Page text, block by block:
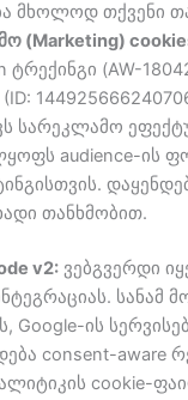
მხოლოდ თქვენი
(Marketing)
ტრექინგი (AW-
(ID:
სარეკლამო
audience-ის
თანხმობით.
v2: ვებგვერდი
სანამ
Google-ის
consent-aware
cookie-